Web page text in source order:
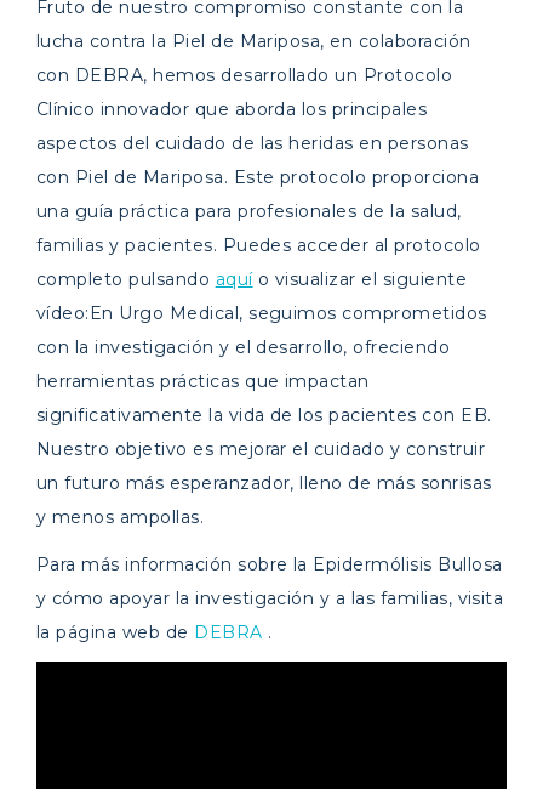
Fruto de nuestro compromiso constante con la
lucha contra la Piel de Mariposa, en colaboración
con DEBRA, hemos desarrollado un Protocolo
Clínico innovador que aborda los principales
aspectos del cuidado de las heridas en personas
con Piel de Mariposa. Este protocolo proporciona
una guía práctica para profesionales de la salud,
familias y pacientes. Puedes acceder al protocolo
completo pulsando aquío visualizar el siguiente
vídeo:En Urgo Medical, seguimos comprometidos
con la investigación y el desarrollo, ofreciendo
herramientas prácticas que impactan
significativamente la vida de los pacientes con EB.
Nuestro objetivo es mejorar el cuidado y construir
un futuro más esperanzador, lleno de más sonrisas
y menos ampollas.
Para más información sobre la Epidermólisis Bullosa
y cómo apoyar la investigación y a las familias, visita
la página web de DEBRA .